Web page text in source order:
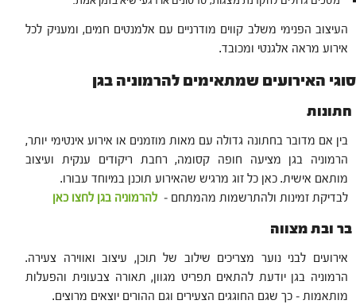
העיצוב הפנימי משלב קווים מודרניים עם אלמנטים חמים, ומעניק לכל
אירוע מראה אלגנטי ומכובד.
סוגי האירועים שמתאימים להרמוניה בגן
חתונות
בין אם מדובר בחתונה גדולה עם מאות מוזמנים או אירוע אינטימי יותר,
הרמוניה בגן מציעה חופה קסומה, רחבת ריקודים ענקית ועיצוב
מותאם אישית. כאן כל זוג מרגיש שהאירוע תוכנן במיוחד עבורו.
לבדיקת זמינות ולהתרשמות מהמתחם –להרמוניה בגן לחצו כאן
בר ובת מצווה
אירועים לבני נוער מצריכים שילוב של תוכן, עיצוב ואווירה צעירה.
הרמוניה בגן יודעת להתאים תפריט מגוון, תאורה צבעונית והפעלות
מותאמות – כך שגם החוגגים הצעירים וגם ההורים יוצאים מרוצים.